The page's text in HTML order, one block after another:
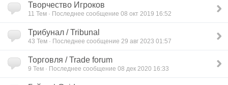
Творчество Игроков
11 Тем · Последнее сообщение 08 окт 2019 16:52
Трибунал / Tribunal
43 Тем · Последнее сообщение 29 авг 2023 01:57
Торговля / Trade forum
9 Тем · Последнее сообщение 08 дек 2020 16:33